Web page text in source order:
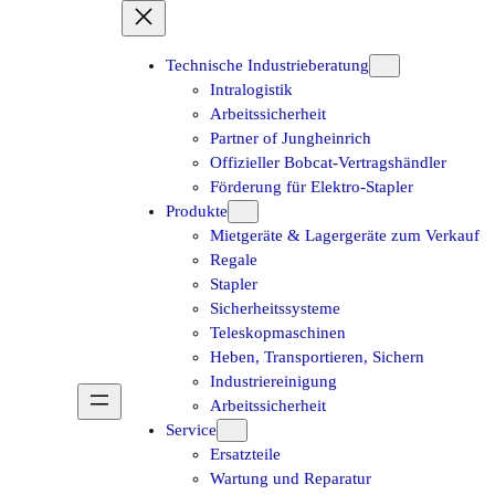
Technische Industrieberatung
Intralogistik
Arbeitssicherheit
Partner of Jungheinrich
Offizieller Bobcat-Vertragshändler
Förderung für Elektro-Stapler
Produkte
Mietgeräte & Lagergeräte zum Verkauf
Regale
Stapler
Sicherheitssysteme
Teleskopmaschinen
Heben, Transportieren, Sichern
Industriereinigung
Arbeitssicherheit
Service
Ersatzteile
Wartung und Reparatur